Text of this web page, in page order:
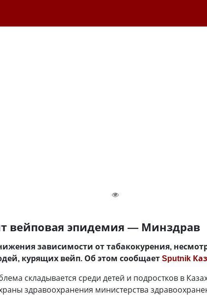
вейповая эпидемия — Минздрав
зависимости от табакокурения,
курящих вейп. Об этом сообщаетSputnik
складывается среди детей и подростков в
здравоохранения министерства